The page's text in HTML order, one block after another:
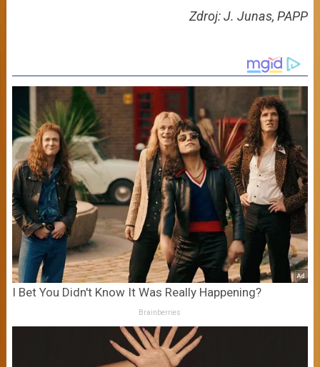
Zdroj: J. Junas, PAPP
I Bet You Didn't Know It Was Really Happening?
Brainberries